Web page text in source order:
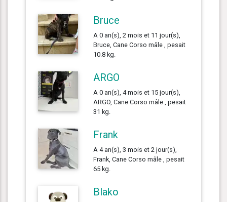
Bruce
A 0 an(s), 2 mois et 11 jour(s),
Bruce, Cane Corso mâle , pesait
10.8 kg.
ARGO
A 0 an(s), 4 mois et 15 jour(s),
ARGO, Cane Corso mâle , pesait
31 kg.
Frank
A 4 an(s), 3 mois et 2 jour(s),
Frank, Cane Corso mâle , pesait
65 kg.
Blako